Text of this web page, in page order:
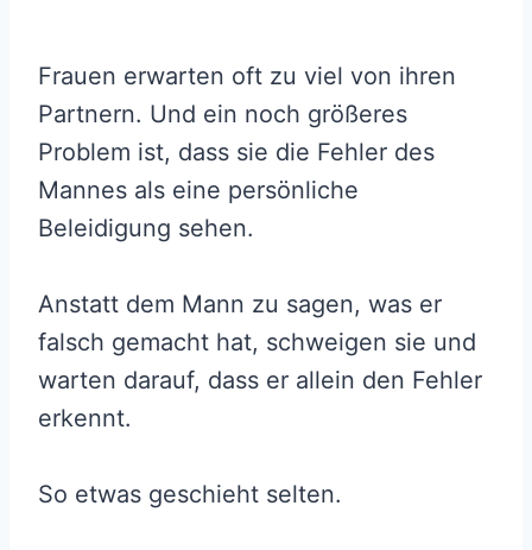
Frauen erwarten oft zu viel von ihren
Partnern. Und ein noch größeres
Problem ist, dass sie die Fehler des
Mannes als eine persönliche
Beleidigung sehen.
Anstatt dem Mann zu sagen, was er
falsch gemacht hat, schweigen sie und
warten darauf, dass er allein den Fehler
erkennt.
So etwas geschieht selten.